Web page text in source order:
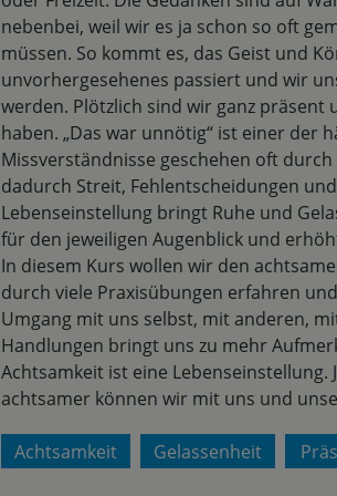
nebenbei, weil wir es ja schon so oft
müssen. So kommt es, das Geist und
unvorhergesehenes passiert und wir
werden. Plötzlich sind wir ganz
haben. „Das war unnötig“ ist einer der
Missverständnisse geschehen oft
dadurch Streit, Fehlentscheidungen
Lebenseinstellung bringt Ruhe und
für den jeweiligen Augenblick und
In diesem Kurs wollen wir den
durch viele Praxisübungen erfahren
Umgang mit uns selbst, mit anderen,
Handlungen bringt uns zu mehr
Achtsamkeit ist eine
achtsamer können wir mit uns und
Achtsamkeit Gelassenheit